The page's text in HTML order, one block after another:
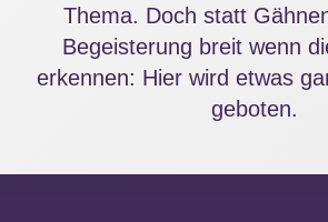
Thema. Doch statt
Begeisterung breit wenn
erkennen: Hier wird etwas
geboten.